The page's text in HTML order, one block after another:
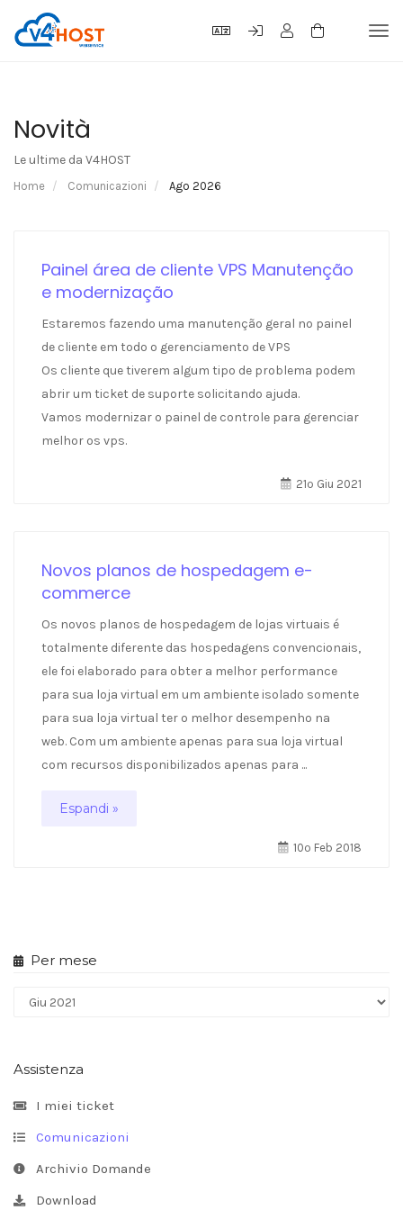
Novità
Le ultime da V4HOST
Home Comunicazioni Ago 2026
Per mese
Assistenza
I miei ticket
Comunicazioni
Archivio Domande
Download
Painel área de cliente VPS Manutenção
e modernização
Estaremos fazendo uma manutenção geral no painel
de cliente em todo o gerenciamento de VPS
Os cliente que tiverem algum tipo de problema podem
abrir um ticket de suporte solicitando ajuda.
Vamos modernizar o painel de controle para gerenciar
melhor os vps.
21º Giu 2021
Novos planos de hospedagem e-
commerce
Os novos planos de hospedagem de lojas virtuais é
totalmente diferente das hospedagens convencionais,
ele foi elaborado para obter a melhor performance
para sua loja virtual em um ambiente isolado somente
para sua loja virtual ter o melhor desempenho na
web. Com um ambiente apenas para sua loja virtual
com recursos disponibilizados apenas para ...
Espandi »
10º Feb 2018